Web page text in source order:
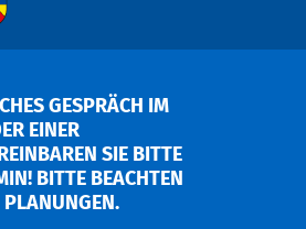
GESPRÄCH IM
EINER
SIE BITTE V
BITTE BEACHTEN S